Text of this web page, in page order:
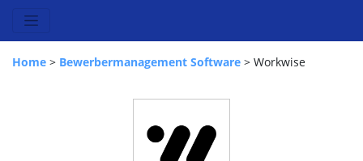
Home > Bewerbermanagement Software > Workwise